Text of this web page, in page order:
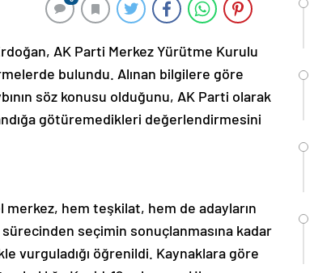
AK Parti Merkez Yürütme Kurulu
bulundu. Alınan bilgilere göre
söz konusu olduğunu, AK Parti olarak
götüremedikleri değerlendirmesini
merkez, hem teşkilat, hem de adayların
seçimin sonuçlanmasına kadar
vurguladığı öğrenildi. Kaynaklara göre